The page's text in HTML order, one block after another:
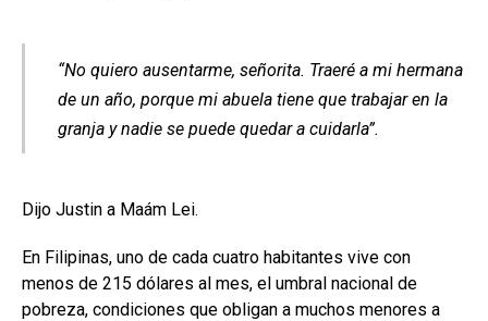
“No quiero ausentarme, señorita. Traeré a mi hermana
de un año, porque mi abuela tiene que trabajar en la
granja y nadie se puede quedar a cuidarla”.
Dijo Justin a Maám Lei.
En Filipinas, uno de cada cuatro habitantes vive con
menos de 215 dólares al mes, el umbral nacional de
pobreza, condiciones que obligan a muchos menores a